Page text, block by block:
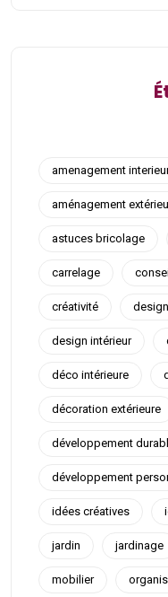
amenagement
aménagement
astuces bricolage
carrelage
créativité design
design intérieur
déco intérieure
décoration extérieure
développement
développement
idées créatives
jardin jardinage
mobilier